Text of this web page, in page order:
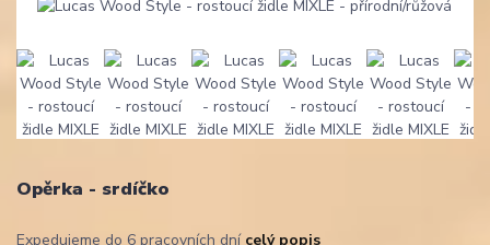
Opěrka - srdíčko
Expedujeme do 6 pracovních dní celý popis